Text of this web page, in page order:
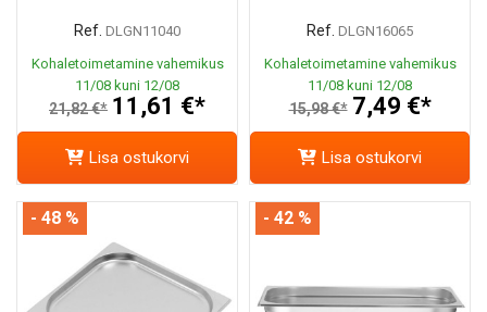
Ref. DLGN11040
Kohaletoimetamine vahemikus
11/08 kuni 12/08
21,82 €* 11,61 €*
Lisa ostukorvi
Ref. DLGN16065
Kohaletoimetamine vahemikus
11/08 kuni 12/08
15,98 €* 7,49 €*
Lisa ostukorvi
- 48 % - 42 %